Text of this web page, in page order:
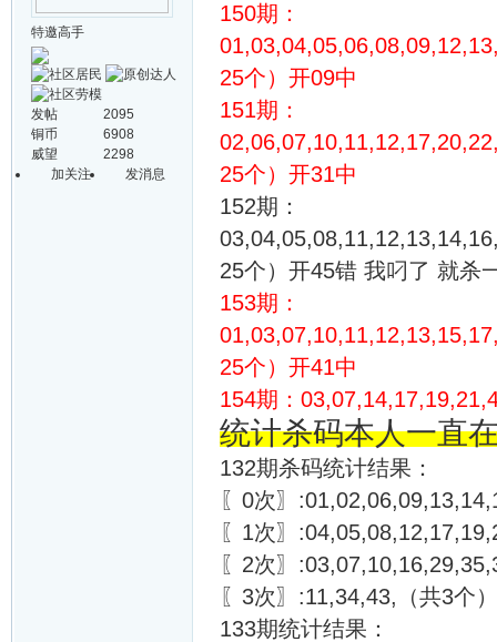
特邀高手
发帖
2095
铜币
6908
威望
2298
加关注
发消息
150期：
25个）开09中
151期：
25个）开31中
152期：
25个）开45错 我叼了 就杀
153期：
25个）开41中
154期：
统计杀码本人一直
132期杀码统计结果：
〖0次〗
〖1次〗
〖2次〗
〖3次〗:11,34,43,（共3个
133期统计结果：